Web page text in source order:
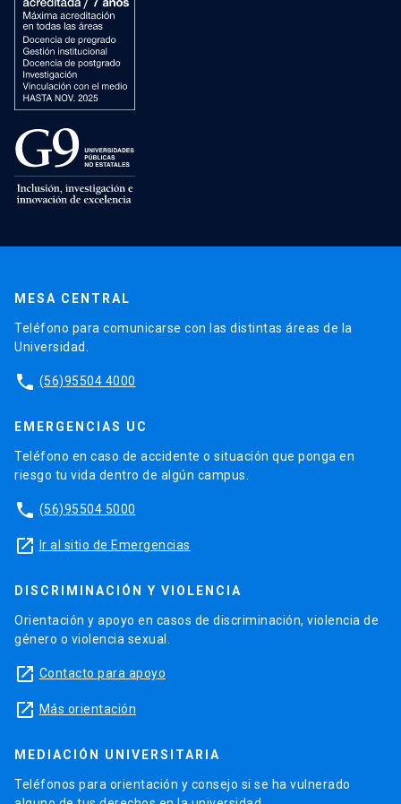
MESA CENTRAL
Teléfono para comunicarse con las distintas áreas de la
Universidad.
phone (56)95504 4000
EMERGENCIAS UC
Teléfono en caso de accidente o situación que ponga en
riesgo tu vida dentro de algún campus.
phone (56)95504 5000
launch Ir al sitio de Emergencias
DISCRIMINACIÓN Y VIOLENCIA
Orientación y apoyo en casos de discriminación, violencia de
género o violencia sexual.
launch Contacto para apoyo
launch Más orientación
MEDIACIÓN UNIVERSITARIA
Teléfonos para orientación y consejo si se ha vulnerado